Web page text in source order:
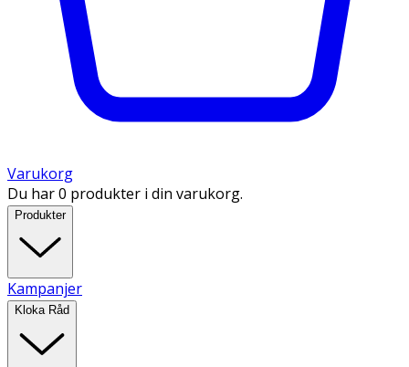
Varukorg
Du har 0 produkter i din varukorg.
Produkter
Kampanjer
Kloka Råd